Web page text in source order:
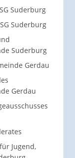
Suderburg
Suderburg
Suderburg
Gerdau
Gerdau
Jugend,